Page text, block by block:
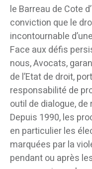
le Barreau de Cote
conviction que le
incontournable
Face aux défis
nous, Avocats,
de l’Etat de droit,
responsabilité de
outil de dialogue,
Depuis 1990, les
en particulier les
marquées par la
pendant ou après